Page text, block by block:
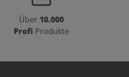
Über 10.000
Profi Produkte